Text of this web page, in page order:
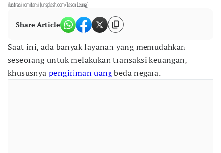
ilustrasi remitansi (unsplash.com/Jason Leung)
Share Article
Saat ini, ada banyak layanan yang memudahkan
seseorang untuk melakukan transaksi keuangan,
khususnyapengiriman uangbeda negara.